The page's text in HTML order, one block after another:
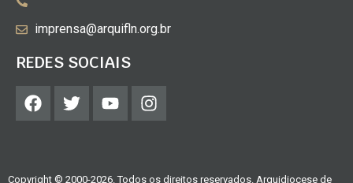
imprensa@arquifln.org.br
REDES SOCIAIS
Copyright © 2000-2026. Todos os direitos reservados. Arquidiocese de